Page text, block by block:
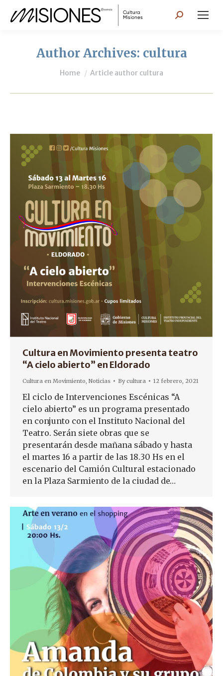
Search:
Author Archives: cultura
You are here:
Home Article author cultura
Cultura en Movimiento presenta teatro
“A cielo abierto” en Eldorado
Cultura en Movimiento, Noticias Bycultura 12 febrero, 2021
El ciclo de Intervenciones Escénicas “A
cielo abierto” es un programa presentado
en conjunto con el Instituto Nacional del
Teatro. Serán siete obras que se
presentarán desde mañana sábado y hasta
el martes 16 a partir de las 18.30 Hs en el
escenario del Camión Cultural estacionado
en la Plaza Sarmiento de la ciudad de…